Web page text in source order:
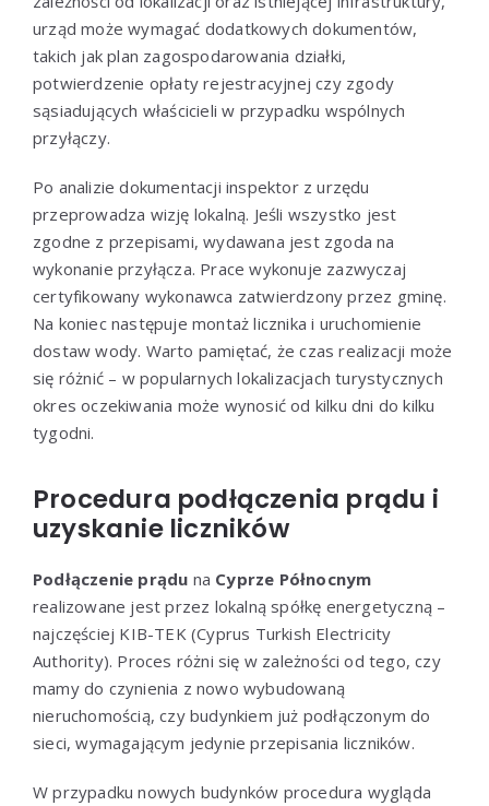
urząd może wymagać dodatkowych dokumentów,
takich jak plan zagospodarowania działki,
potwierdzenie opłaty rejestracyjnej czy zgody
sąsiadujących właścicieli w przypadku wspólnych
przyłączy.
Po analizie dokumentacji inspektor z urzędu
przeprowadza wizję lokalną. Jeśli wszystko jest
zgodne z przepisami, wydawana jest zgoda na
wykonanie przyłącza. Prace wykonuje zazwyczaj
certyfikowany wykonawca zatwierdzony przez gminę.
Na koniec następuje montaż licznika i uruchomienie
dostaw wody. Warto pamiętać, że czas realizacji może
się różnić – w popularnych lokalizacjach turystycznych
okres oczekiwania może wynosić od kilku dni do kilku
tygodni.
Procedura podłączenia prądu i
uzyskanie liczników
Podłączenie prądu na Cyprze Północnym
realizowane jest przez lokalną spółkę energetyczną –
najczęściej KIB-TEK (Cyprus Turkish Electricity
Authority). Proces różni się w zależności od tego, czy
mamy do czynienia z nowo wybudowaną
nieruchomością, czy budynkiem już podłączonym do
sieci, wymagającym jedynie przepisania liczników.
W przypadku nowych budynków procedura wygląda